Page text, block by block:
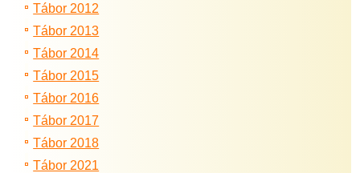
Tábor 2012
Tábor 2013
Tábor 2014
Tábor 2015
Tábor 2016
Tábor 2017
Tábor 2018
Tábor 2021